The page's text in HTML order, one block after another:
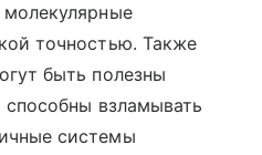
точностью. Также
быть полезны
способны взламывать
системы